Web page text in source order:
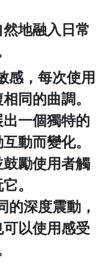
地融入日常
感，每次使用
同的曲調。
一個獨特的
動而變化。
勵使用者觸
。
深度震動，
以使用感受